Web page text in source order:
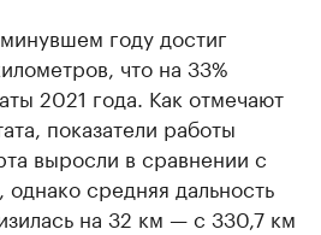
году достиг
что на 33%
2021 года. Как отмечают
показатели работы
выросли в сравнении с
средняя дальность
на 32 км — с 330,7 км